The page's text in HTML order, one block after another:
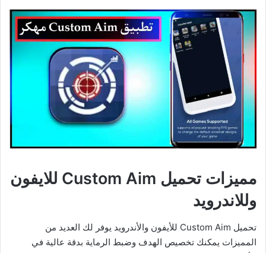
مميزات تحميل Custom Aim للايفون
وللاندرويد
تحميل Custom Aim للأيفون والأندرويد يوفر لك العديد من
المميزات يمكنك تخصيص الهدف وضبط الرماية بدقة عالية في